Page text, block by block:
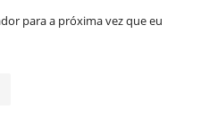
para a próxima vez que eu